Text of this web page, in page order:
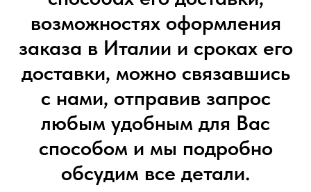
возможностях оформления
заказа в Италии и сроках его
доставки, можно связавшись
с нами, отправив запрос
любым удобным для Вас
способом и мы подробно
обсудим все детали.